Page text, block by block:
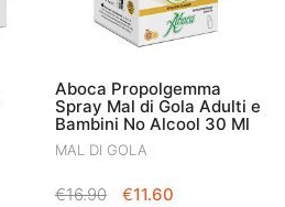
Aboca Propolgemma
Spray Mal di Gola Adulti e
Bambini No Alcool 30 Ml
MAL DI GOLA
€16.90
IL
€11.60